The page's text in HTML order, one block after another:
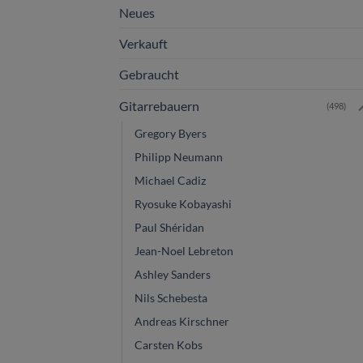
Neues
Verkauft
Gebraucht
Gitarrebauern (498)
Gregory Byers
Philipp Neumann
Michael Cadiz
Ryosuke Kobayashi
Paul Shéridan
Jean-Noel Lebreton
Ashley Sanders
Nils Schebesta
Andreas Kirschner
Carsten Kobs